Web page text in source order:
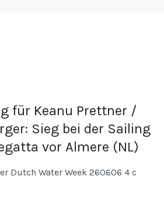
für Keanu Prettner /
Sieg bei der Sailing
vor Almere (NL)